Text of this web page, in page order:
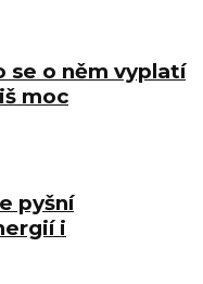
se o něm vyplatí
moc
pyšní
i